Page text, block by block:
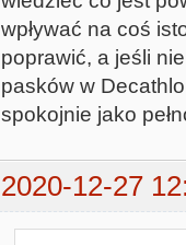
wpływać na coś
poprawić, a jeśli
pasków w
spokojnie jako
2020-12-27